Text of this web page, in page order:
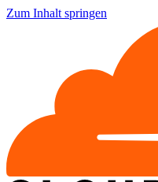
Zum Inhalt springen